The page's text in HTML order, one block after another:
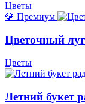
Цветы
💎 Премиум
Цветочный луг
Цветы
Летний букет